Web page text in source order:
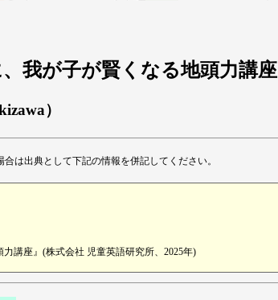
我が子が賢くなる地頭力講座
）
は出典として下記の情報を併記してください。
講座』(株式会社 児童英語研究所、2025年)